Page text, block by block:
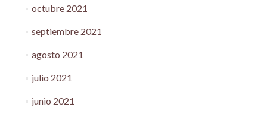
octubre 2021
septiembre 2021
agosto 2021
julio 2021
junio 2021